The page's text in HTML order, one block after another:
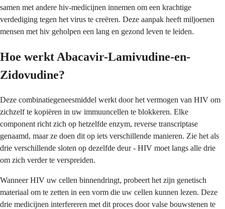
samen met andere hiv-medicijnen innemen om een krachtige
verdediging tegen het virus te creëren. Deze aanpak heeft miljoenen
mensen met hiv geholpen een lang en gezond leven te leiden.
Hoe werkt Abacavir-Lamivudine-en-
Zidovudine?
Deze combinatiegeneesmiddel werkt door het vermogen van HIV om
zichzelf te kopiëren in uw immuuncellen te blokkeren. Elke
component richt zich op hetzelfde enzym, reverse transcriptase
genaamd, maar ze doen dit op iets verschillende manieren. Zie het als
drie verschillende sloten op dezelfde deur - HIV moet langs alle drie
om zich verder te verspreiden.
Wanneer HIV uw cellen binnendringt, probeert het zijn genetisch
materiaal om te zetten in een vorm die uw cellen kunnen lezen. Deze
drie medicijnen interfereren met dit proces door valse bouwstenen te